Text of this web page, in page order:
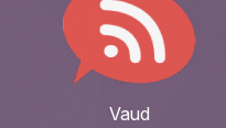
Vaud